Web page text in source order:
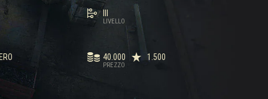
LIVELLO
PREZZO
40.000 1.500